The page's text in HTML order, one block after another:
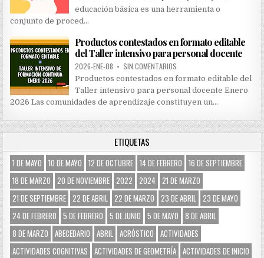
educación básica es una herramienta o
conjunto de proced…
Productos contestados en formato editable
del Taller intensivo para personal docente
2026-ENE-08 • SIN COMENTARIOS
Productos contestados en formato editable del
Taller intensivo para personal docente Enero
2026 Las comunidades de aprendizaje constituyen un…
ETIQUETAS
1 DE MAYO 10 DE MAYO 12 DE OCTUBRE 14 DE FEBRERO
16 DE SEPTIEMBRE
18 DE MARZO
20 DE NOVIEMBRE 2022 2024
21 DE MARZO
21 DE SEPTIEMBRE 22 DE ABRIL 22 DE MARZO 23 DE ABRIL 23 DE MAYO
24 DE FEBRERO
5 DE FEBRERO 5 DE JUNIO 5 DE MAYO
8 DE ABRIL
8 DE MARZO
ABECEDARIO ABRIL ACRÓSTICO
ACTIVIDADES
ACTIVIDADES COGNITIVAS
ACTIVIDADES DE GEOMETRÍA ACTIVIDADES DE INICIO